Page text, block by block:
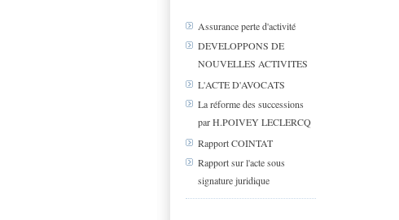
Assurance perte d'activité
DEVELOPPONS DE
NOUVELLES ACTIVITES
L'ACTE D'AVOCATS
La réforme des successions
par H.POIVEY LECLERCQ
Rapport COINTAT
Rapport sur l'acte sous
signature juridique